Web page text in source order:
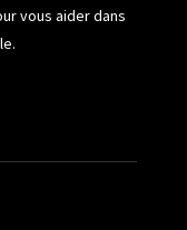
vous aider dans